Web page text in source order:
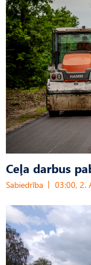
Ceļa darbus
Sabiedrība 03:00, 2.